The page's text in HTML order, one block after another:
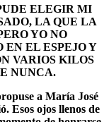
ELEGIR MI
LA QUE LA
YO NO
EL ESPEJO Y
VARIOS KILOS
NUNCA.
a María José
Esos ojos llenos de